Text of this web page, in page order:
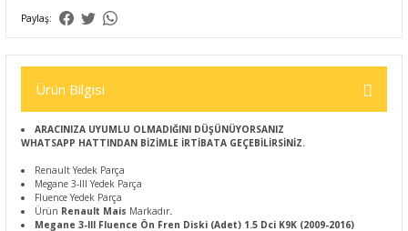
Paylaş:
Ürün Bilgisi
ARACINIZA UYUMLU OLMADIĞINI DÜŞÜNÜYORSANIZ
WHATSAPP HATTINDAN BİZİMLE İRTİBATA GEÇEBİLİRSİNİZ.
Renault Yedek Parça
Megane 3-III Yedek Parça
Fluence Yedek Parça
Ürün Renault Mais Markadır.
Megane 3-III Fluence Ön Fren Diski (Adet) 1.5 Dci K9K (2009-2016)